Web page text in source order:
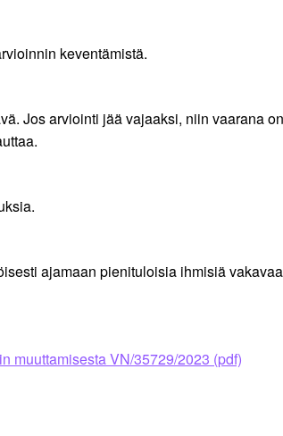
keventämistä.
Jos arviointi jää vajaaksi, niin vaarana
ajamaan pienituloisia ihmisiä
muuttamisesta VN/35729/2023 (pdf)